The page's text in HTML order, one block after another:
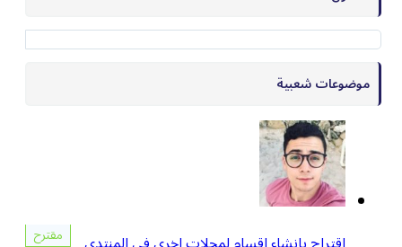
موضوعات شعبية
مقترح